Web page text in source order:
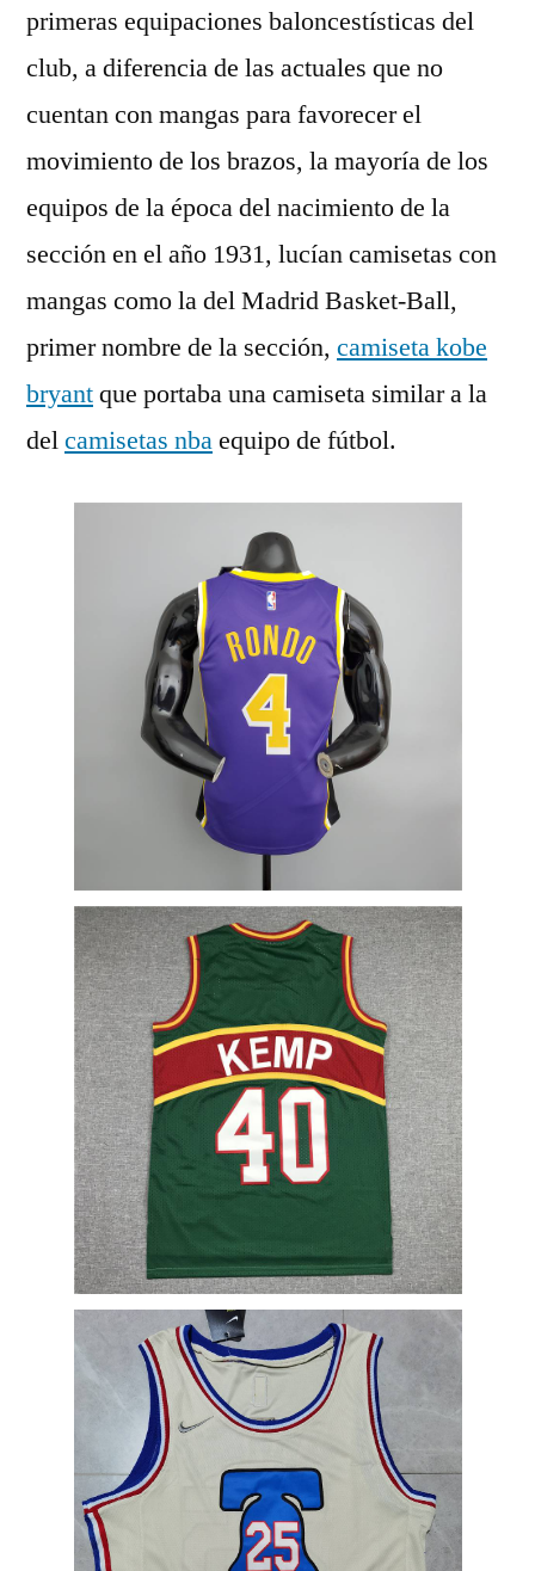
primeras equipaciones baloncestísticas del
club, a diferencia de las actuales que no
cuentan con mangas para favorecer el
movimiento de los brazos, la mayoría de los
equipos de la época del nacimiento de la
sección en el año 1931, lucían camisetas con
mangas como la del Madrid Basket-Ball,
primer nombre de la sección, camiseta kobe
bryantque portaba una camiseta similar a la
delcamisetas nbaequipo de fútbol.